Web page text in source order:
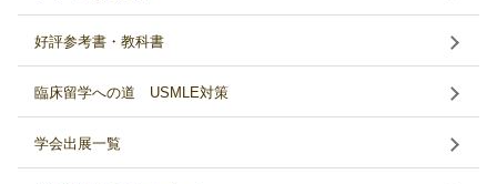
好評参考書・教科書
臨床留学への道 USMLE対策
学会出展一覧